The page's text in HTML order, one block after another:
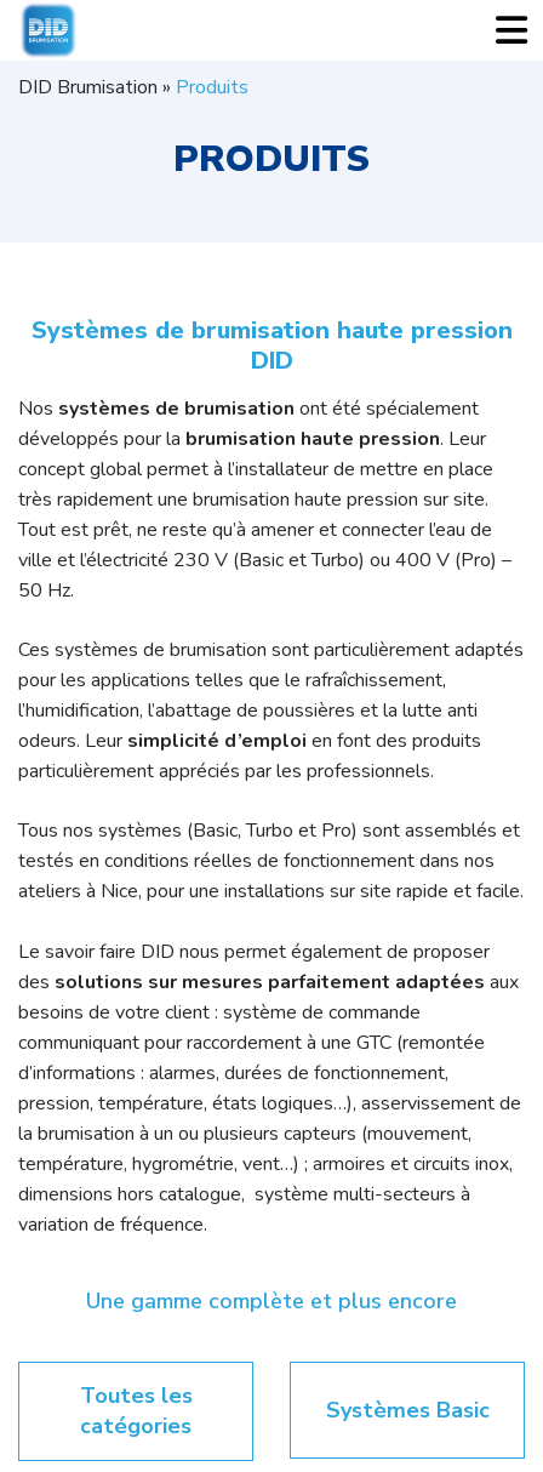
DID Brumisation » Produits
PRODUITS
Systèmes de brumisation haute pression
DID
Nos systèmes de brumisation ont été spécialement
développés pour la brumisation haute pression. Leur
concept global permet à l’installateur de mettre en place
très rapidement une brumisation haute pression sur site.
Tout est prêt, ne reste qu’à amener et connecter l’eau de
ville et l’électricité 230 V (Basic et Turbo) ou 400 V (Pro) –
50 Hz.
Ces systèmes de brumisation sont particulièrement adaptés
pour les applications telles que le rafraîchissement,
l’humidification, l’abattage de poussières et la lutte anti
odeurs. Leur simplicité d’emploi en font des produits
particulièrement appréciés par les professionnels.
Tous nos systèmes (Basic, Turbo et Pro) sont assemblés et
testés en conditions réelles de fonctionnement dans nos
ateliers à Nice, pour une installations sur site rapide et facile.
Le savoir faire DID nous permet également de proposer
des solutions sur mesures parfaitement adaptées aux
besoins de votre client : système de commande
communiquant pour raccordement à une GTC (remontée
d’informations : alarmes, durées de fonctionnement,
pression, température, états logiques…), asservissement de
la brumisation à un ou plusieurs capteurs (mouvement,
température, hygrométrie, vent…) ; armoires et circuits inox,
dimensions hors catalogue, système multi-secteurs à
variation de fréquence.
Une gamme complète et plus encore
Toutes les
catégories
Systèmes Basic